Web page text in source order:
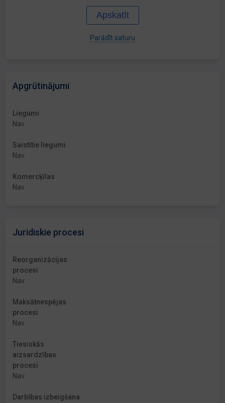
Apskatīt
Parādīt saturu
Apgrūtinājumi
Liegumi
Nav
Saistītie liegumi
Nav
Komercķīlas
Nav
Juridiskie procesi
Reorganizācijas
procesi
Nav
Maksātnespējas
procesi
Nav
Tiesiskās
aizsardzības
procesi
Nav
Darbības izbeigšana